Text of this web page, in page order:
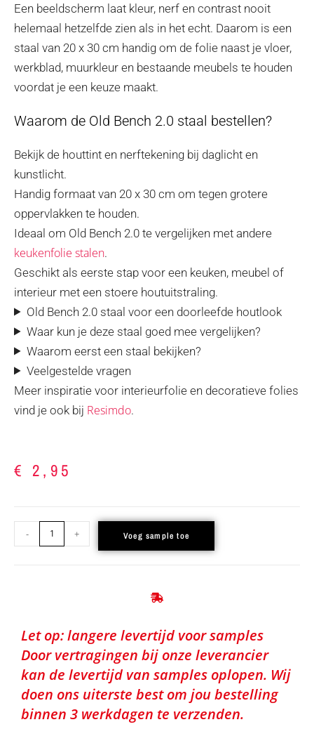
Een beeldscherm laat kleur, nerf en contrast nooit
helemaal hetzelfde zien als in het echt. Daarom is een
staal van 20 x 30 cm handig om de folie naast je vloer,
werkblad, muurkleur en bestaande meubels te houden
voordat je een keuze maakt.
Waarom de Old Bench 2.0 staal bestellen?
Bekijk de houttint en nerftekening bij daglicht en
kunstlicht.
Handig formaat van 20 x 30 cm om tegen grotere
oppervlakken te houden.
Ideaal om Old Bench 2.0 te vergelijken met andere
keukenfolie stalen.
Geschikt als eerste stap voor een keuken, meubel of
interieur met een stoere houtuitstraling.
Old Bench 2.0 staal voor een doorleefde houtlook
Waar kun je deze staal goed mee vergelijken?
Waarom eerst een staal bekijken?
Veelgestelde vragen
Meer inspiratie voor interieurfolie en decoratieve folies
vind je ook bij Resimdo.
€ 2,95
- + Voeg sample toe
Let op: langere levertijd voor samples
Door vertragingen bij onze leverancier
kan de levertijd van samples oplopen. Wij
doen ons uiterste best om jou bestelling
binnen 3 werkdagen te verzenden.